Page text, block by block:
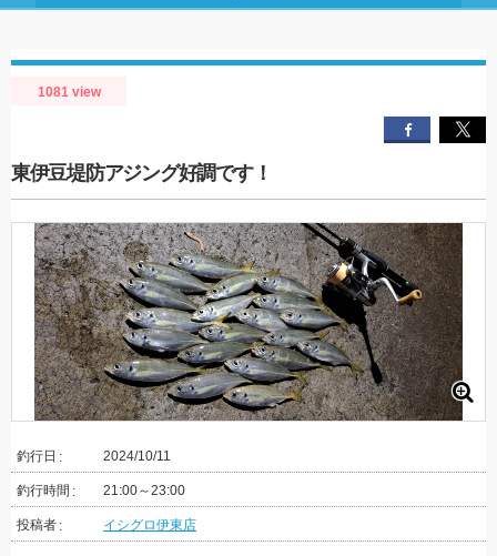
1081 view
東伊豆堤防アジング好調です！
釣行日 2024/10/11
釣行時間 21:00～23:00
投稿者 イシグロ伊東店